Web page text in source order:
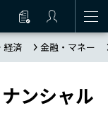
経済 金融・マネー
ンシャル